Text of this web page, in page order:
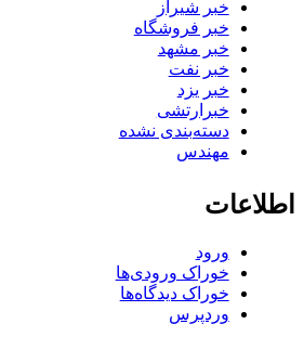
خبر شیراز
خبر فروشگاه
خبر مشهد
خبر نفت
خبر یزد
خبرارتشی
دسته‌بندی نشده
مهندس
اطلاعات
ورود
خوراک ورودی‌ها
خوراک دیدگاه‌ها
وردپرس